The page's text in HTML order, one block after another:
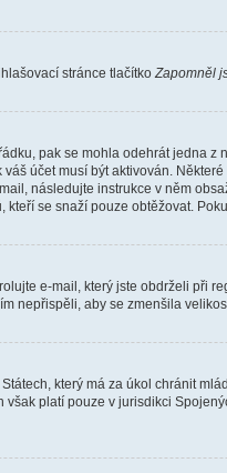
stránce tlačítkoZapomněl
pak se mohla odehrát jedna
účet musí být aktivován.
následujte instrukce v něm
kteří se snaží pouze obtěžovat.
e-mail, který jste obdrželi při
nepřispěli, aby se zmenšila
který má za úkol chránit
platí pouze v jurisdikci